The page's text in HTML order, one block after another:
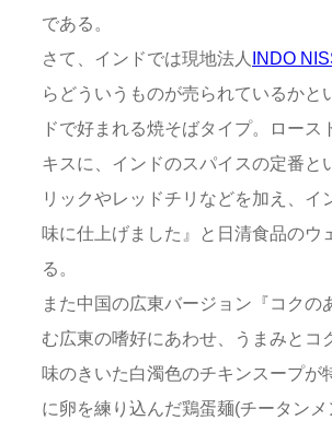
である。
さて、インドでは現地法人 INDO
らどういうものが売られているかと
ドで好まれる焼そばタイプ。ロース
キスに、インドのスパイスの定番と
リックやレッドチリなどを加え、イ
味に仕上げました』と日清食品のウ
る。
また中国の広東バージョン『コクの
む広東の嗜好にあわせ、うまみとコ
味のきいた白濁色のチキンスープが
に卵を練り込んだ鶏蛋麺(チータンメ